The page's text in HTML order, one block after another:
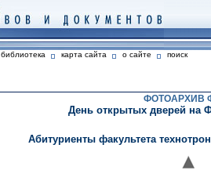
библиотека карта сайта о сайте поиск
ФОТОАРХИВ
День открытых дверей на
Абитуриенты факультета